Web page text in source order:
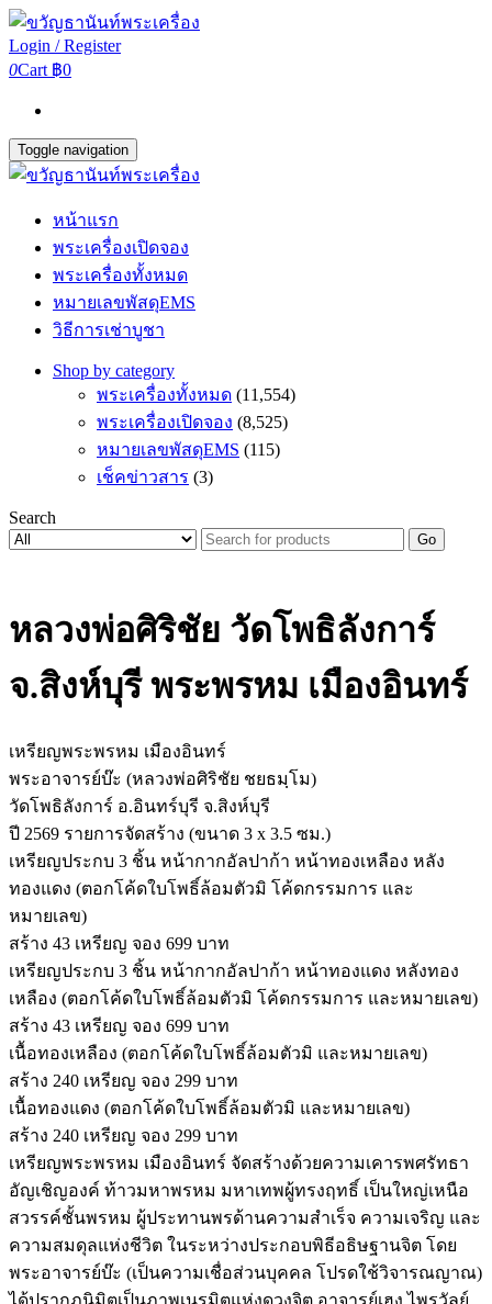
Login / Register
0Cart ฿0
Toggle navigation
หน้าแรก
พระเครื่องเปิดจอง
พระเครื่องทั้งหมด
หมายเลขพัสดุEMS
วิธีการเช่าบูชา
Shop by category
พระเครื่องทั้งหมด (11,554)
พระเครื่องเปิดจอง (8,525)
หมายเลขพัสดุEMS (115)
เช็คข่าวสาร (3)
Search
Go
หลวงพ่อศิริชัย วัดโพธิลังการ์
จ.สิงห์บุรี พระพรหม เมืองอินทร์
เหรียญพระพรหม เมืองอินทร์
พระอาจารย์บ๊ะ (หลวงพ่อศิริชัย ชยธมฺโม)
วัดโพธิลังการ์ อ.อินทร์บุรี จ.สิงห์บุรี
ปี 2569 รายการจัดสร้าง (ขนาด 3 x 3.5 ซม.)
เหรียญประกบ 3 ชิ้น หน้ากากอัลปาก้า หน้าทองเหลือง หลัง
ทองแดง (ตอกโค้ดใบโพธิ์ล้อมตัวมิ โค้ดกรรมการ และ
หมายเลข)
สร้าง 43 เหรียญ จอง 699 บาท
เหรียญประกบ 3 ชิ้น หน้ากากอัลปาก้า หน้าทองแดง หลังทอง
เหลือง (ตอกโค้ดใบโพธิ์ล้อมตัวมิ โค้ดกรรมการ และหมายเลข)
สร้าง 43 เหรียญ จอง 699 บาท
เนื้อทองเหลือง (ตอกโค้ดใบโพธิ์ล้อมตัวมิ และหมายเลข)
สร้าง 240 เหรียญ จอง 299 บาท
เนื้อทองแดง (ตอกโค้ดใบโพธิ์ล้อมตัวมิ และหมายเลข)
สร้าง 240 เหรียญ จอง 299 บาท
เหรียญพระพรหม เมืองอินทร์ จัดสร้างด้วยความเคารพศรัทธา
อัญเชิญองค์ ท้าวมหาพรหม มหาเทพผู้ทรงฤทธิ์ เป็นใหญ่เหนือ
สวรรค์ชั้นพรหม ผู้ประทานพรด้านความสำเร็จ ความเจริญ และ
ความสมดุลแห่งชีวิต ในระหว่างประกอบพิธีอธิษฐานจิต โดย
พระอาจารย์บ๊ะ (เป็นความเชื่อส่วนบุคคล โปรดใช้วิจารณญาณ)
ได้ปรากฏนิมิตเป็นภาพเนรมิตแห่งดวงจิต อาจารย์เฮง ไพรวัลย์